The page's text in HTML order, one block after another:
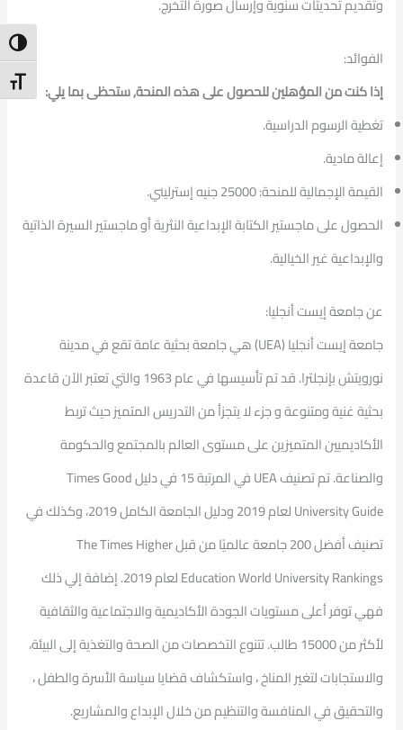
وتقديم تحديثات سنوية وإرسال صورة التخرج.
الفوائد:
إذا كنت من المؤهلين للحصول على هذه المنحة, ستحظى بما يلي:
تغطية الرسوم الدراسية.
إعالة مادية.
القيمة الإجمالية للمنحة: 25000 جنيه إسترليني.
الحصول على ماجستير الكتابة الإبداعية النثرية أو ماجستير السيرة الذاتية
والإبداعية غير الخيالية.
عن جامعة إيست أنجليا:
جامعة إيست أنجليا (UEA) هي جامعة بحثية عامة تقع في مدينة
نورويتش بإنجلترا. قد تم تأسيسها في عام 1963 والتي تعتبر الآن قاعدة
بحثية غنية ومتنوعة و جزء لا يتجزأ من التدريس المتميز حيث تربط
الأكاديميين المتميزين على مستوى العالم بالمجتمع والحكومة
والصناعة. تم تصنيف UEA في المرتبة 15 في دليل Times Good
University Guide لعام 2019 ودليل الجامعة الكامل 2019، وكذلك في
تصنيف أفضل 200 جامعة عالميًا من قبل The Times Higher
Education World University Rankings لعام 2019. إضافة إلي ذلك
فهي توفر أعلى مستويات الجودة الأكاديمية والاجتماعية والثقافية
لأكثر من 15000 طالب. تتنوع التخصصات من الصحة والتغذية إلى البيئة،
والاستجابات لتغير المناخ ، واستكشاف قضايا سياسة الأسرة والطفل ،
والتحقيق في المنافسة والتنظيم من خلال الإبداع والمشاريع.